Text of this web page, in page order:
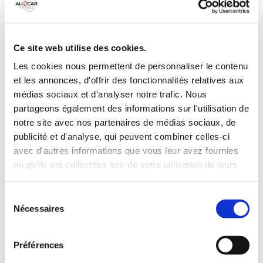
Ce site web utilise des cookies.
Les cookies nous permettent de personnaliser le contenu
et les annonces, d'offrir des fonctionnalités relatives aux
médias sociaux et d'analyser notre trafic. Nous
partageons également des informations sur l'utilisation de
notre site avec nos partenaires de médias sociaux, de
publicité et d'analyse, qui peuvent combiner celles-ci
avec d'autres informations que vous leur avez fournies
ou qu'ils ont collectées lors de votre utilisation de leurs
Nécessaires
Préférences
Galerie de toit Habillage Bois
Camera de recul
Cloison de
INCLUS À LA LOCATION
Killométrage illimité
Assurance tous risques (hors franchise)
Carburant : plein à rendre plein
CONDITIONS DE LOCATION
Age minimum :20 ans